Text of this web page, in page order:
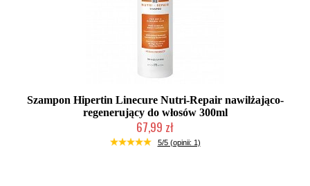
Szampon Hipertin Linecure Nutri-Repair nawilżająco-
regenerujący do włosów 300ml
67,99 zł
Duża ilość (wysyłka w 24h)
5/5 (opinii: 1)